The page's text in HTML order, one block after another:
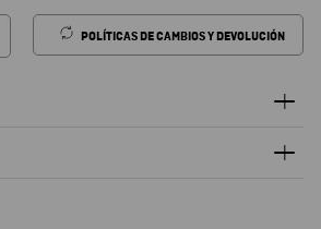
POLÍTICAS DE CAMBIOS Y DEVOLUCIÓN